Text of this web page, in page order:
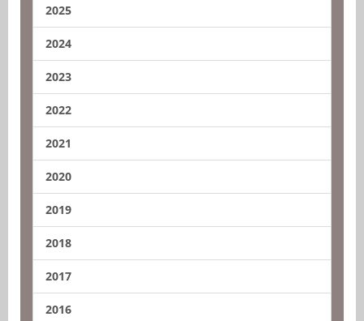
2025
2024
2023
2022
2021
2020
2019
2018
2017
2016